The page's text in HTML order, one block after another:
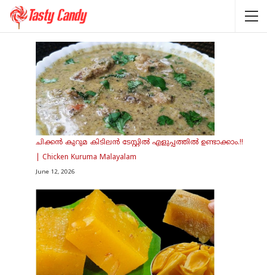
ചിക്കൻ കുറുമ കിടിലൻ ടേസ്റ്റിൽ എളുപ്പത്തിൽ ഉണ്ടാക്കാം.!!
| Chicken Kuruma Malayalam
June 12, 2026